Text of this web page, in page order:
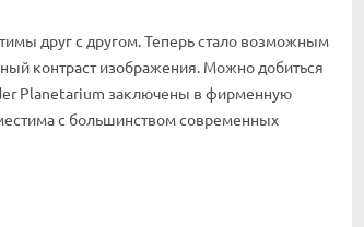
друг с другом. Теперь стало возможным
контраст изображения. Можно добиться
Planetarium заключены в фирменную
с большинством современных